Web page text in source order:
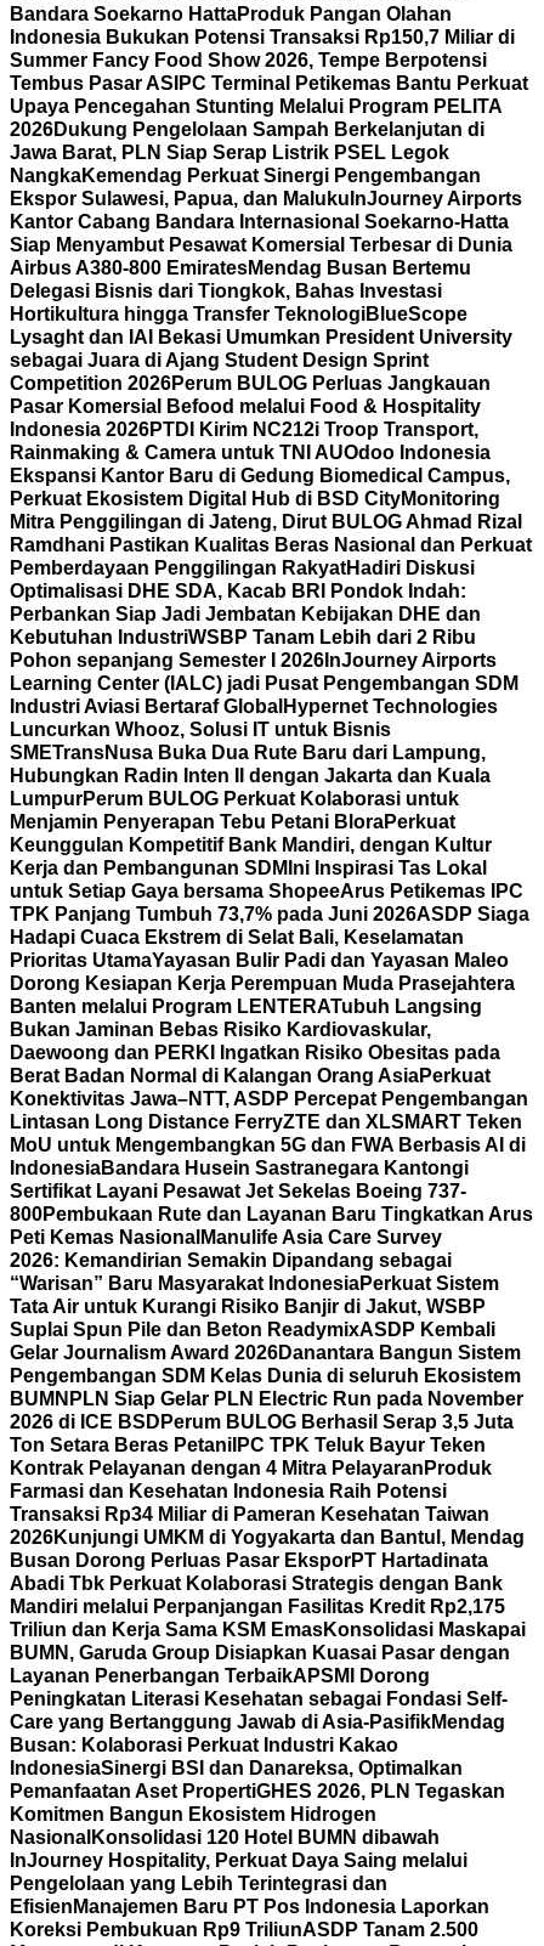
Bandara Soekarno HattaProduk Pangan Olahan
Indonesia Bukukan Potensi Transaksi Rp150,7 Miliar di
Summer Fancy Food Show 2026, Tempe Berpotensi
Tembus Pasar AS IPC Terminal Petikemas Bantu Perkuat
Upaya Pencegahan Stunting Melalui Program PELITA
2026Dukung Pengelolaan Sampah Berkelanjutan di
Jawa Barat, PLN Siap Serap Listrik PSEL Legok
NangkaKemendag Perkuat Sinergi Pengembangan
Ekspor Sulawesi, Papua, dan Maluku InJourney Airports
Kantor Cabang Bandara Internasional Soekarno-Hatta
Siap Menyambut Pesawat Komersial Terbesar di Dunia
Airbus A380-800 EmiratesMendag Busan Bertemu
Delegasi Bisnis dari Tiongkok, Bahas Investasi
Hortikultura hingga Transfer TeknologiBlueScope
Lysaght dan IAI Bekasi Umumkan President University
sebagai Juara di Ajang Student Design Sprint
Competition 2026Perum BULOG Perluas Jangkauan
Pasar Komersial Befood melalui Food & Hospitality
Indonesia 2026PTDI Kirim NC212i Troop Transport,
Rainmaking & Camera untuk TNI AUOdoo Indonesia
Ekspansi Kantor Baru di Gedung Biomedical Campus,
Perkuat Ekosistem Digital Hub di BSD CityMonitoring
Mitra Penggilingan di Jateng, Dirut BULOG Ahmad Rizal
Ramdhani Pastikan Kualitas Beras Nasional dan Perkuat
Pemberdayaan Penggilingan RakyatHadiri Diskusi
Optimalisasi DHE SDA, Kacab BRI Pondok Indah:
Perbankan Siap Jadi Jembatan Kebijakan DHE dan
Kebutuhan IndustriWSBP Tanam Lebih dari 2 Ribu
Pohon sepanjang Semester I 2026 InJourney Airports
Learning Center (IALC) jadi Pusat Pengembangan SDM
Industri Aviasi Bertaraf Global Hypernet Technologies
Luncurkan Whooz, Solusi IT untuk Bisnis
SMETransNusa Buka Dua Rute Baru dari Lampung,
Hubungkan Radin Inten II dengan Jakarta dan Kuala
LumpurPerum BULOG Perkuat Kolaborasi untuk
Menjamin Penyerapan Tebu Petani BloraPerkuat
Keunggulan Kompetitif Bank Mandiri, dengan Kultur
Kerja dan Pembangunan SDM Ini Inspirasi Tas Lokal
untuk Setiap Gaya bersama ShopeeArus Petikemas IPC
TPK Panjang Tumbuh 73,7% pada Juni 2026ASDP Siaga
Hadapi Cuaca Ekstrem di Selat Bali, Keselamatan
Prioritas UtamaYayasan Bulir Padi dan Yayasan Maleo
Dorong Kesiapan Kerja Perempuan Muda Prasejahtera
Banten melalui Program LENTERATubuh Langsing
Bukan Jaminan Bebas Risiko Kardiovaskular,
Daewoong dan PERKI Ingatkan Risiko Obesitas pada
Berat Badan Normal di Kalangan Orang AsiaPerkuat
Konektivitas Jawa–NTT, ASDP Percepat Pengembangan
Lintasan Long Distance FerryZTE dan XLSMART Teken
MoU untuk Mengembangkan 5G dan FWA Berbasis AI di
IndonesiaBandara Husein Sastranegara Kantongi
Sertifikat Layani Pesawat Jet Sekelas Boeing 737-
800Pembukaan Rute dan Layanan Baru Tingkatkan Arus
Peti Kemas Nasional Manulife Asia Care Survey
2026: Kemandirian Semakin Dipandang sebagai
“Warisan” Baru Masyarakat IndonesiaPerkuat Sistem
Tata Air untuk Kurangi Risiko Banjir di Jakut, WSBP
Suplai Spun Pile dan Beton ReadymixASDP Kembali
Gelar Journalism Award 2026Danantara Bangun Sistem
Pengembangan SDM Kelas Dunia di seluruh Ekosistem
BUMN PLN Siap Gelar PLN Electric Run pada November
2026 di ICE BSD Perum BULOG Berhasil Serap 3,5 Juta
Ton Setara Beras Petani IPC TPK Teluk Bayur Teken
Kontrak Pelayanan dengan 4 Mitra Pelayaran Produk
Farmasi dan Kesehatan Indonesia Raih Potensi
Transaksi Rp34 Miliar di Pameran Kesehatan Taiwan
2026Kunjungi UMKM di Yogyakarta dan Bantul, Mendag
Busan Dorong Perluas Pasar EksporPT Hartadinata
Abadi Tbk Perkuat Kolaborasi Strategis dengan Bank
Mandiri melalui Perpanjangan Fasilitas Kredit Rp2,175
Triliun dan Kerja Sama KSM EmasKonsolidasi Maskapai
BUMN, Garuda Group Disiapkan Kuasai Pasar dengan
Layanan Penerbangan TerbaikAPSMI Dorong
Peningkatan Literasi Kesehatan sebagai Fondasi Self-
Care yang Bertanggung Jawab di Asia-PasifikMendag
Busan: Kolaborasi Perkuat Industri Kakao
IndonesiaSinergi BSI dan Danareksa, Optimalkan
Pemanfaatan Aset PropertiGHES 2026, PLN Tegaskan
Komitmen Bangun Ekosistem Hidrogen
Nasional Konsolidasi 120 Hotel BUMN dibawah
InJourney Hospitality, Perkuat Daya Saing melalui
Pengelolaan yang Lebih Terintegrasi dan
Efisien Manajemen Baru PT Pos Indonesia Laporkan
Koreksi Pembukuan Rp9 TriliunASDP Tanam 2.500